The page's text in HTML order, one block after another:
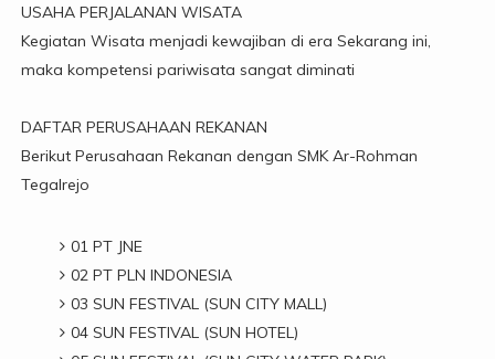
USAHA PERJALANAN WISATA
Kegiatan Wisata menjadi kewajiban di era Sekarang ini,
maka kompetensi pariwisata sangat diminati
DAFTAR PERUSAHAAN REKANAN
Berikut Perusahaan Rekanan dengan SMK Ar-Rohman
Tegalrejo
01 PT JNE
02 PT PLN INDONESIA
03 SUN FESTIVAL (SUN CITY MALL)
04 SUN FESTIVAL (SUN HOTEL)